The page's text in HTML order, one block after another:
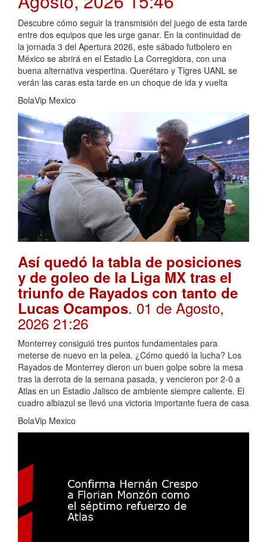
Descubre cómo seguir la transmisión del juego de esta tarde
entre dos equipos que les urge ganar. En la continuidad de
la jornada 3 del Apertura 2026, este sábado futbolero en
México se abrirá en el Estadio La Corregidora, con una
buena alternativa vespertina. Querétaro y Tigres UANL se
verán las caras esta tarde en un choque de ida y vuelta
BolaVip Mexico
Así quedó la tabla de posiciones
y de goleo de la Liga MX tras el
triunfo de Rayados con tanto de
Lucas Ocampos. 01 de Agosto,
2026 21:26
Monterrey consiguió tres puntos fundamentales para
meterse de nuevo en la pelea. ¿Cómo quedó la lucha? Los
Rayados de Monterrey dieron un buen golpe sobre la mesa
tras la derrota de la semana pasada, y vencieron por 2-0 a
Atlas en un Estadio Jalisco de ambiente siempre caliente. El
cuadro albiazul se llevó una victoria importante fuera de casa
BolaVip Mexico